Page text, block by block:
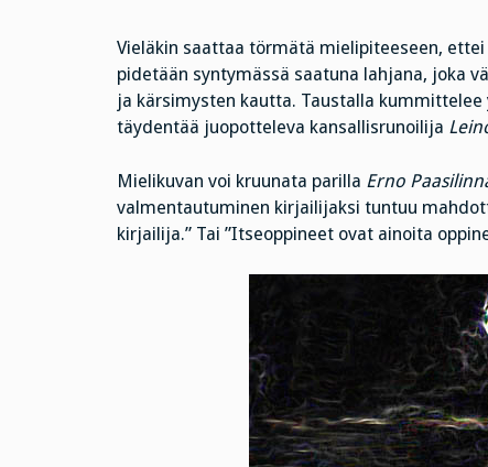
Vieläkin saattaa törmätä mielipiteeseen,
pidetään syntymässä saatuna lahjana, joka
ja kärsimysten kautta. Taustalla
täydentää juopotteleva kansallisrunoilija
Mielikuvan voi kruunata parilla Erno
valmentautuminen kirjailijaksi tuntuu
kirjailija.” Tai ”Itseoppineet ovat ainoita